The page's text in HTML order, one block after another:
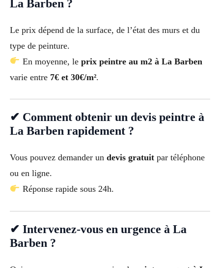
La Barben ?
Le prix dépend de la surface, de l’état des murs et du
type de peinture.
En moyenne, le prix peintre au m2 à La Barben
varie entre 7€ et 30€/m².
✔ Comment obtenir un devis peintre à
La Barben rapidement ?
Vous pouvez demander un devis gratuit par téléphone
ou en ligne.
Réponse rapide sous 24h.
✔ Intervenez-vous en urgence à La
Barben ?